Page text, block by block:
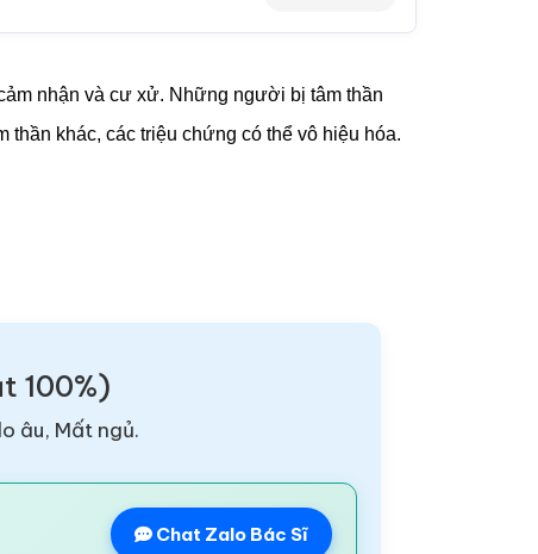
nhận và cư xử. Những người bị tâm thần
khác, các triệu chứng có thể vô hiệu hóa.
100%)
âu, Mất ngủ.
Chat Zalo Bác Sĩ